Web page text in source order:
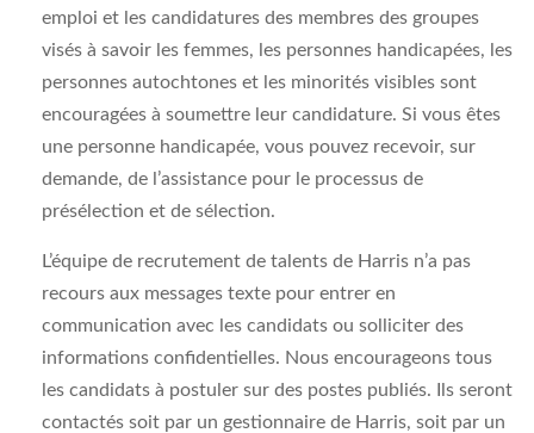
emploi et les candidatures des membres des groupes
visés à savoir les femmes, les personnes handicapées, les
personnes autochtones et les minorités visibles sont
encouragées à soumettre leur candidature. Si vous êtes
une personne handicapée, vous pouvez recevoir, sur
demande, de l’assistance pour le processus de
présélection et de sélection.
L’équipe de recrutement de talents de Harris n’a pas
recours aux messages texte pour entrer en
communication avec les candidats ou solliciter des
informations confidentielles. Nous encourageons tous
les candidats à postuler sur des postes publiés. Ils seront
contactés soit par un gestionnaire de Harris, soit par un